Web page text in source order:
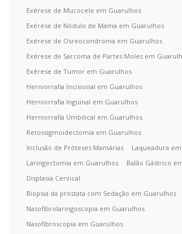
Exérese de Mucocele em Guarulhos
Exérese de Nódulo de Mama em Guarulhos
Exérese de Osreocondroma em Guarulhos
Exérese de Sarcoma de Partes Moles em
Exérese de Tumor em Guarulhos
Herniorrafia Incisional em Guarulhos
Herniorrafia Inguinal em Guarulhos
Herniorrafia Umbilical em Guarulhos
Retossigmoidectomia em Guarulhos
Inclusão de Próteses Mamárias
Laqueadura
Laringectomia em Guarulhos
Balão Gástrico
Displasia Cervical
Biópsia da próstata com Sedação em Guarulhos
Nasofibrolaringoscopia em Guarulhos
Nasofibroscopia em Guarulhos